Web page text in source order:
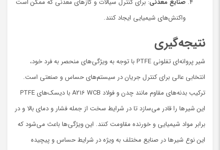
صنایع معدنی: برای کنترل سیالات و گازهای معدنی که ممکن است
واکنش‌های شیمیایی ایجاد کنند.
نتیجه‌گیری
شیر پروانه‌ای تفلونی PTFE با توجه به ویژگی‌های منحصر به فرد خود،
انتخابی عالی برای کنترل جریان در سیستم‌های حساس و صنعتی است.
ترکیب بدنه‌های مقاوم مانند چدن و فولاد A216 WCB با دیسک‌های PTFE
این شیرها را قادر می‌سازد تا در شرایط سخت از جمله فشار و دمای بالا و در
برابر مواد شیمیایی و خورنده مقاومت کنند. این ویژگی‌ها باعث می‌شود که
این نوع شیرها در صنایع مختلف به ویژه در شرایط حساس و پیچیده